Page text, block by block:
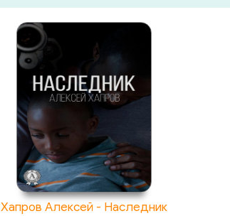
Хапров Алексей - Наследник